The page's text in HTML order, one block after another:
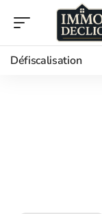
Défiscalisation